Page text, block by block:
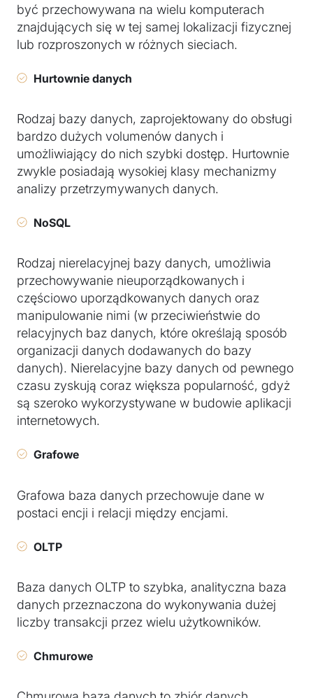
być przechowywana na wielu komputerach
znajdujących się w tej samej lokalizacji fizycznej
lub rozproszonych w różnych sieciach.
Hurtownie danych
Rodzaj bazy danych, zaprojektowany do obsługi
bardzo dużych volumenów danych i
umożliwiający do nich szybki dostęp. Hurtownie
zwykle posiadają wysokiej klasy mechanizmy
analizy przetrzymywanych danych.
NoSQL
Rodzaj nierelacyjnej bazy danych, umożliwia
przechowywanie nieuporządkowanych i
częściowo uporządkowanych danych oraz
manipulowanie nimi (w przeciwieństwie do
relacyjnych baz danych, które określają sposób
organizacji danych dodawanych do bazy
danych). Nierelacyjne bazy danych od pewnego
czasu zyskują coraz większa popularność, gdyż
są szeroko wykorzystywane w budowie aplikacji
internetowych.
Grafowe
Grafowa baza danych przechowuje dane w
postaci encji i relacji między encjami.
OLTP
Baza danych OLTP to szybka, analityczna baza
danych przeznaczona do wykonywania dużej
liczby transakcji przez wielu użytkowników.
Chmurowe